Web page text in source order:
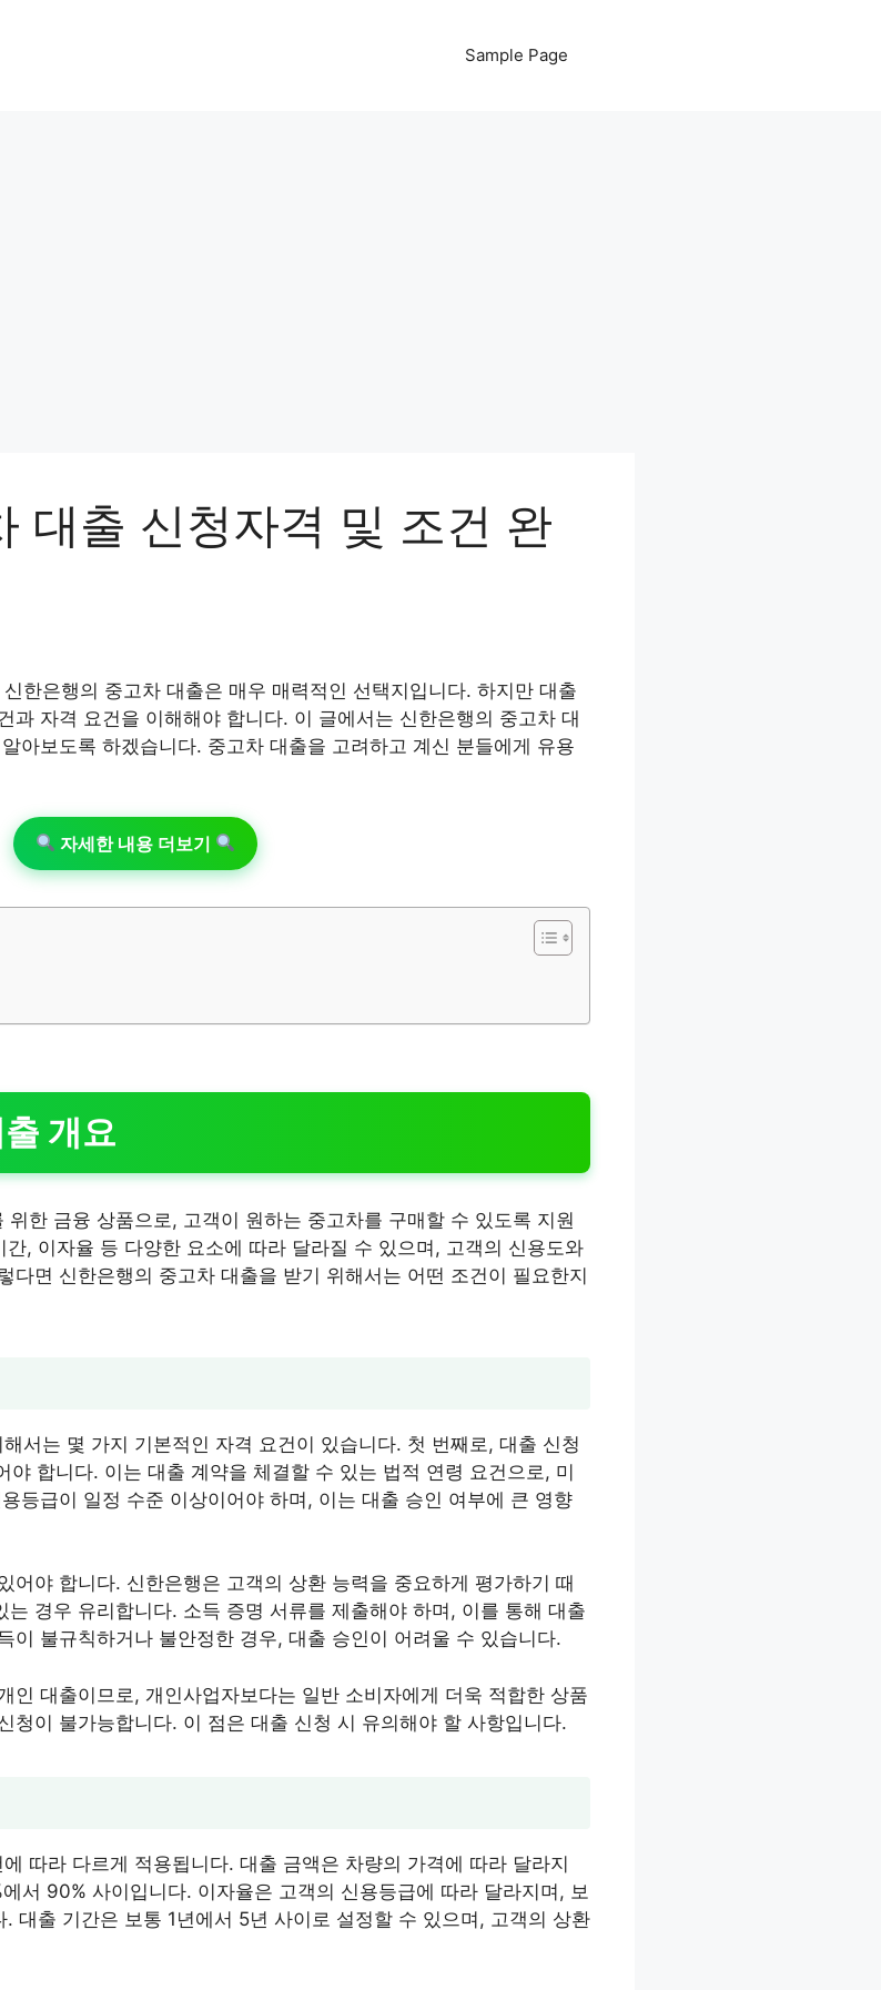
Sample Page
대출 신청자격 및 조건 완
한은행의 중고차 대출은 매우 매력적인 선택지입니다. 하지만 대출
과 자격 요건을 이해해야 합니다. 이 글에서는 신한은행의 중고차 대
아보도록 하겠습니다. 중고차 대출을 고려하고 계신 분들에게 유용
자세한 내용 더보기
개요
한 금융 상품으로, 고객이 원하는 중고차를 구매할 수 있도록 지원
, 이자율 등 다양한 요소에 따라 달라질 수 있으며, 고객의 신용도와
다면 신한은행의 중고차 대출을 받기 위해서는 어떤 조건이 필요한지
서는 몇 가지 기본적인 자격 요건이 있습니다. 첫 번째로, 대출 신청
야 합니다. 이는 대출 계약을 체결할 수 있는 법적 연령 요건으로, 미
등급이 일정 수준 이상이어야 하며, 이는 대출 승인 여부에 큰 영향
어야 합니다. 신한은행은 고객의 상환 능력을 중요하게 평가하기 때
경우 유리합니다. 소득 증명 서류를 제출해야 하며, 이를 통해 대출
이 불규칙하거나 불안정한 경우, 대출 승인이 어려울 수 있습니다.
인 대출이므로, 개인사업자보다는 일반 소비자에게 더욱 적합한 상품
청이 불가능합니다. 이 점은 대출 신청 시 유의해야 할 사항입니다.
따라 다르게 적용됩니다. 대출 금액은 차량의 가격에 따라 달라지
서 90% 사이입니다. 이자율은 고객의 신용등급에 따라 달라지며, 보
대출 기간은 보통 1년에서 5년 사이로 설정할 수 있으며, 고객의 상환